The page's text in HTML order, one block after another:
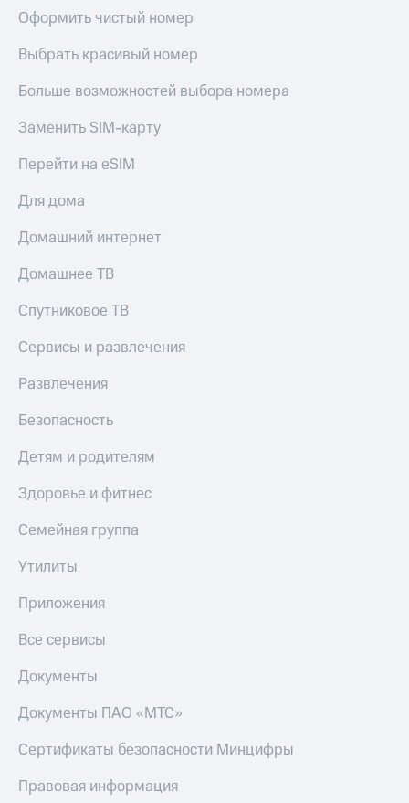
Оформить чистый номер
Выбрать красивый номер
Больше возможностей выбора номера
Заменить SIM-карту
Перейти на eSIM
Для дома
Домашний интернет
Домашнее ТВ
Спутниковое ТВ
Сервисы и развлечения
Развлечения
Безопасность
Детям и родителям
Здоровье и фитнес
Семейная группа
Утилиты
Приложения
Все сервисы
Документы
Документы ПАО «МТС»
Сертификаты безопасности Минцифры
Правовая информация